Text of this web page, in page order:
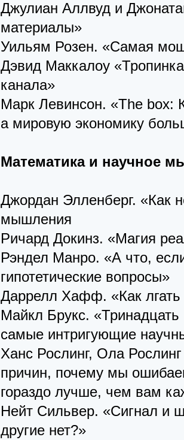
Джулиан Аллвуд и
материалы»
Уильям Розен. «Самая
Дэвид Маккалоу
канала»
Марк Левинсон. «The box:
а мировую экономику
Математика и научное
Джордан Элленберг. «Как
мышления
Ричард Докинз. «Магия
Рэндел Манро. «А что,
гипотетические вопросы»
Даррелл Хафф. «Как лгать
Майкл Брукс.
самые интригующие
Ханс Рослинг, Ола
причин, почему мы
гораздо лучше, чем вам
Нейт Сильвер. «Сигнал и
другие нет?»